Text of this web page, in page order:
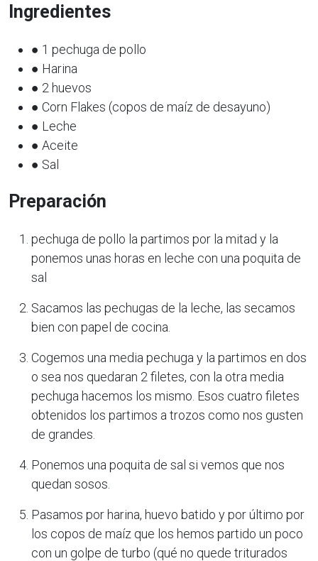
Ingredientes
● 1 pechuga de pollo
● Harina
● 2 huevos
● Corn Flakes (copos de maíz de desayuno)
● Leche
● Aceite
● Sal
Preparación
pechuga de pollo la partimos por la mitad y la
ponemos unas horas en leche con una poquita de
sal
Sacamos las pechugas de la leche, las secamos
bien con papel de cocina.
Cogemos una media pechuga y la partimos en dos
o sea nos quedaran 2 filetes, con la otra media
pechuga hacemos los mismo. Esos cuatro filetes
obtenidos los partimos a trozos como nos gusten
de grandes.
Ponemos una poquita de sal si vemos que nos
quedan sosos.
Pasamos por harina, huevo batido y por último por
los copos de maíz que los hemos partido un poco
con un golpe de turbo (qué no quede triturados